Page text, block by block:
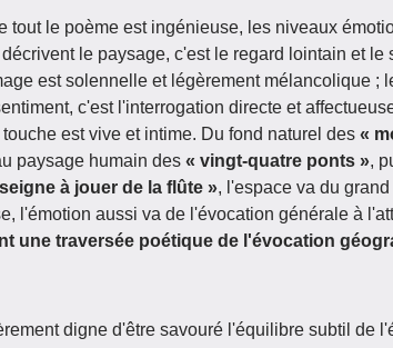
tout le poème est ingénieuse, les niveaux
le paysage, c'est le regard lointain et le
est solennelle et légèrement mélancolique ;
c'est l'interrogation directe et
est vive et intime. Du fond naturel des «
paysage humain des « vingt-quatre ponts »,
à jouer de la flûte », l'espace va du
l'émotion aussi va de l'évocation générale à
une traversée poétique de l'évocation
digne d'être savouré l'équilibre subtil de